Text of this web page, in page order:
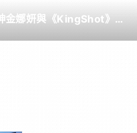
金娜妍與《KingShot》再